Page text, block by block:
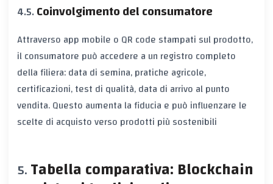
Coinvolgimento del consumatore
Attraverso app mobile o QR code stampati sul prodotto,
il consumatore può accedere a un registro completo
della filiera: data di semina, pratiche agricole,
certificazioni, test di qualità, data di arrivo al punto
vendita. Questo aumenta la fiducia e può influenzare le
scelte di acquisto verso prodotti più sostenibili
Tabella comparativa: Blockchain